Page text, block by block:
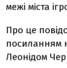
межі міста
Про це
посиланням
Леонідом